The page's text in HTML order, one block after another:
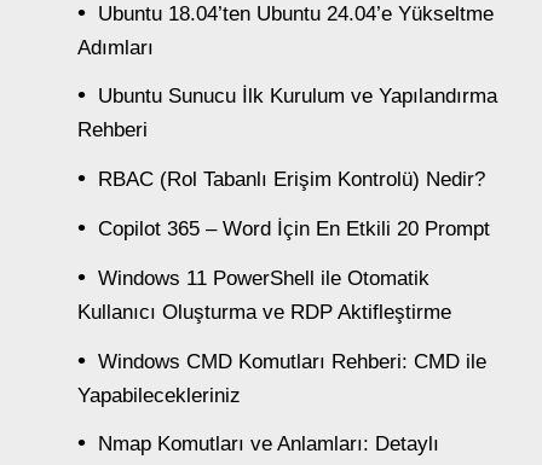
Ubuntu 18.04’ten Ubuntu 24.04’e Yükseltme
Adımları
Ubuntu Sunucu İlk Kurulum ve Yapılandırma
Rehberi
RBAC (Rol Tabanlı Erişim Kontrolü) Nedir?
Copilot 365 – Word İçin En Etkili 20 Prompt
Windows 11 PowerShell ile Otomatik
Kullanıcı Oluşturma ve RDP Aktifleştirme
Windows CMD Komutları Rehberi: CMD ile
Yapabilecekleriniz
Nmap Komutları ve Anlamları: Detaylı